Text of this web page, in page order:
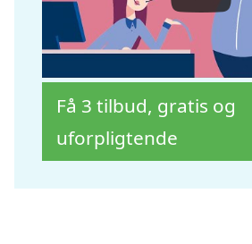
Få 3 tilbud, gratis og
uforpligtende